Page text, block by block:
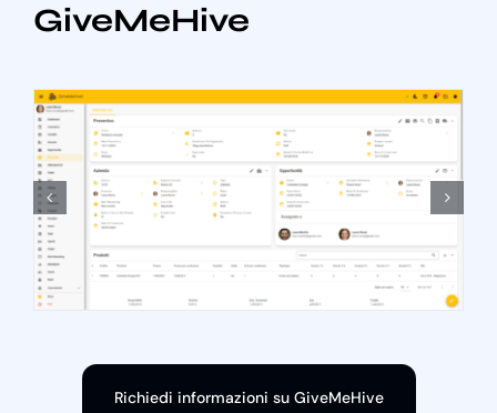
GiveMeHive
Richiedi informazioni su GiveMeHive